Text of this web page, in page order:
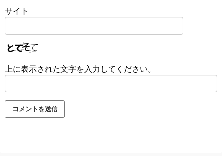
サイト
上に表示された文字を入力してください。